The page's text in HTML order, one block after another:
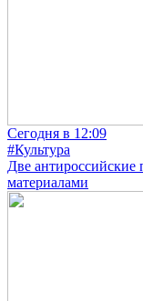
Сегодня в 12:09
#Культура
Две антироссийские
материалами